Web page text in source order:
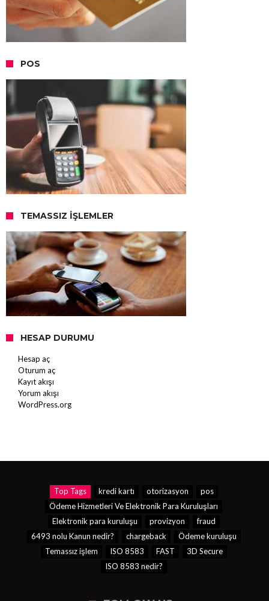
POS
TEMASSIZ İŞLEMLER
HESAP DURUMU
Hesap aç
Oturum aç
Kayıt akışı
Yorum akışı
WordPress.org
Top Tags kredi kartı otorizasyon
pos
Ödeme Hizmetleri Ve Elektronik Para Kuruluşları
Elektronik para kuruluşu
provizyon
fraud
6493 nolu Kanun nedir?
chargeback
Ödeme kuruluşu
Temassız işlem
ISO 8583 FAST
3D Secure
ISO 8583 nedir?